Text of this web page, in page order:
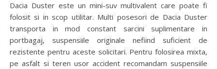
Dacia Duster este un mini-suv multivalent care poate fi
folosit si in scop utilitar. Multi posesori de Dacia Duster
transporta in mod constant sarcini suplimentare in
portbagaj, suspensiile originale nefiind suficient de
rezistente pentru aceste solicitari. Pentru folosirea mixta,
pe asfalt si teren usor accident recomandam suspensiile